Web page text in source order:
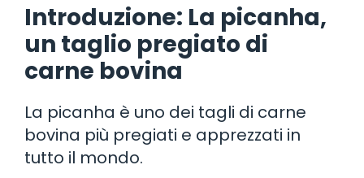
Introduzione: La picanha,
un taglio pregiato di
carne bovina
La picanha è uno dei tagli di carne
bovina più pregiati e apprezzati in
tutto il mondo.